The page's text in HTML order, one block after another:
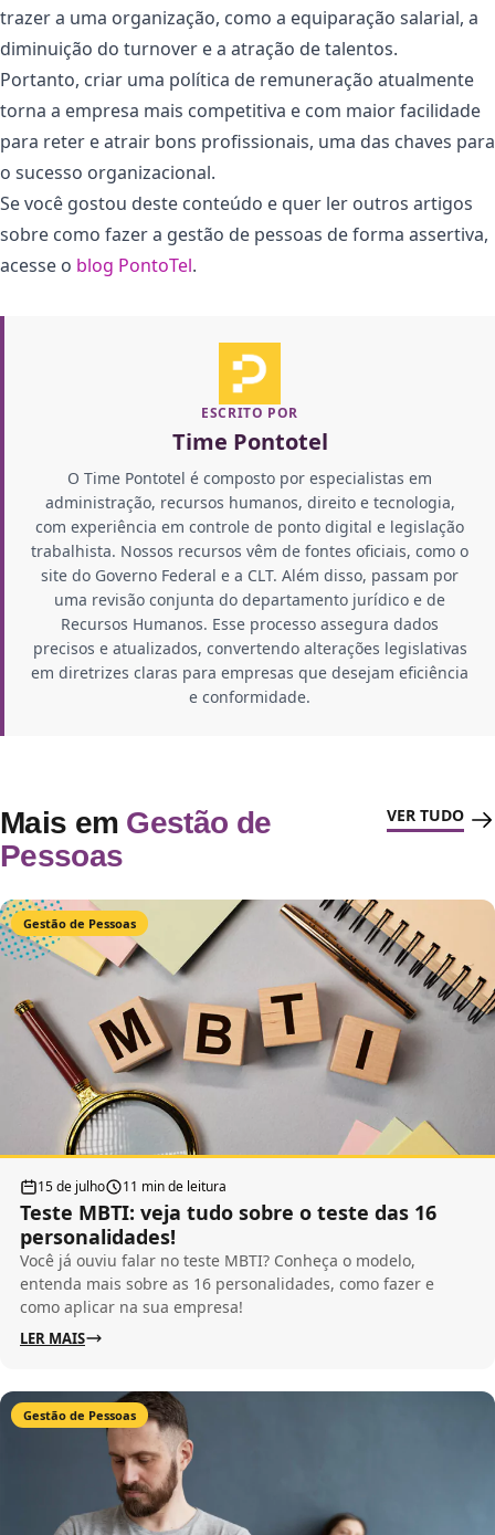
trazer a uma organização, como a equiparação salarial, a
diminuição do turnover e a atração de talentos.
Portanto, criar uma política de remuneração atualmente
torna a empresa mais competitiva e com maior facilidade
para reter e atrair bons profissionais, uma das chaves para
o sucesso organizacional.
Se você gostou deste conteúdo e quer ler outros artigos
sobre como fazer a gestão de pessoas de forma assertiva,
acesse o blog PontoTel.
ESCRITO POR
Time Pontotel
O Time Pontotel é composto por especialistas em
administração, recursos humanos, direito e tecnologia,
com experiência em controle de ponto digital e legislação
trabalhista. Nossos recursos vêm de fontes oficiais, como o
site do Governo Federal e a CLT. Além disso, passam por
uma revisão conjunta do departamento jurídico e de
Recursos Humanos. Esse processo assegura dados
precisos e atualizados, convertendo alterações legislativas
em diretrizes claras para empresas que desejam eficiência
e conformidade.
Mais em Gestão de
Pessoas
VER TUDO
Gestão de Pessoas
15 de julho 11 min de leitura
Teste MBTI: veja tudo sobre o teste das 16
personalidades!
Você já ouviu falar no teste MBTI? Conheça o modelo,
entenda mais sobre as 16 personalidades, como fazer e
como aplicar na sua empresa!
LER MAIS
Gestão de Pessoas